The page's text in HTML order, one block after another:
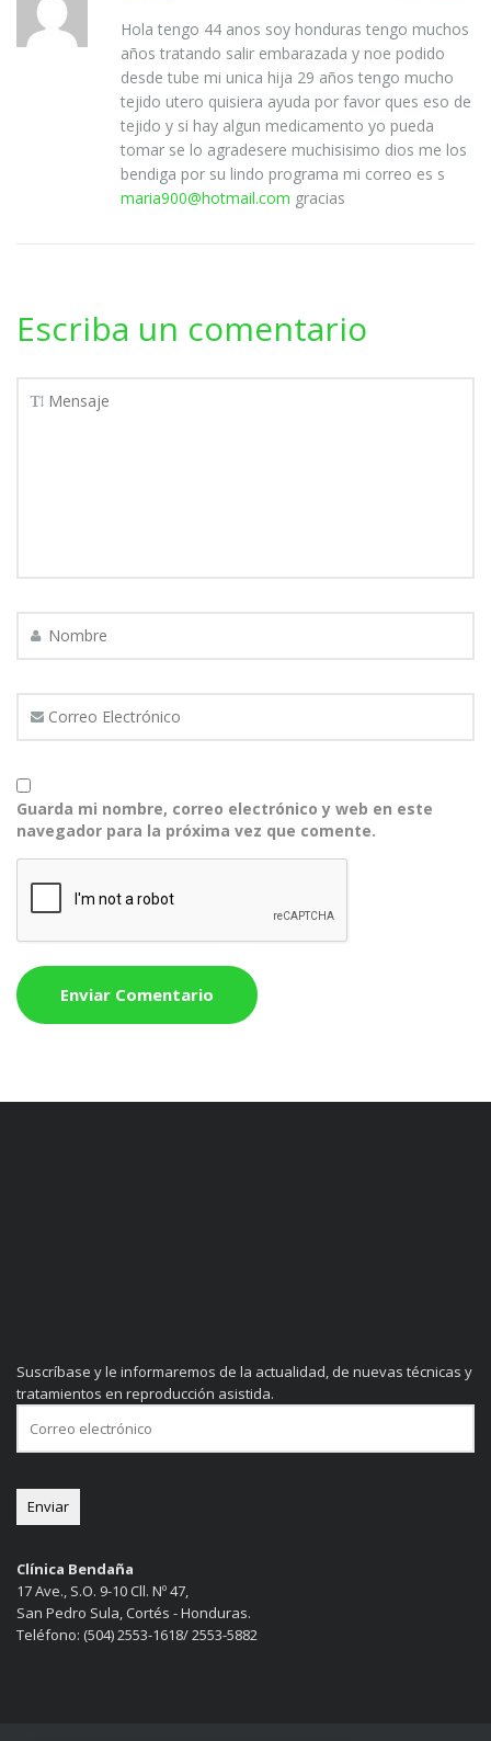
Hola tengo 44 anos soy honduras tengo muchos
años tratando salir embarazada y noe podido
desde tube mi unica hija 29 años tengo mucho
tejido utero quisiera ayuda por favor ques eso de
tejido y si hay algun medicamento yo pueda
tomar se lo agradesere muchisisimo dios me los
bendiga por su lindo programa mi correo es s
maria900@hotmail.com gracias
Escriba un comentario
Guarda mi nombre, correo electrónico y web en este
navegador para la próxima vez que comente.
Suscríbase y le informaremos de la actualidad, de nuevas técnicas y
tratamientos en reproducción asistida.
Clínica Bendaña
17 Ave., S.O. 9-10 Cll. Nº 47,
San Pedro Sula, Cortés - Honduras.
Teléfono: (504) 2553-1618/ 2553-5882